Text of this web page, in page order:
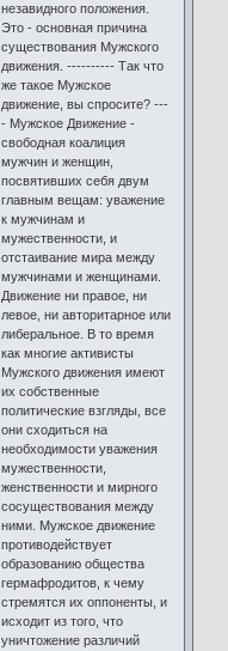
незавидного положения.
Это - основная причина
существования Мужского
движения. ---------- Так что
же такое Мужское
движение, вы спросите? ---
- Мужское Движение -
свободная коалиция
мужчин и женщин,
посвятивших себя двум
главным вещам: уважение
к мужчинам и
мужественности, и
отстаивание мира между
мужчинами и женщинами.
Движение ни правое, ни
левое, ни авторитарное или
либеральное. В то время
как многие активисты
Мужского движения имеют
их собственные
политические взгляды, все
они сходиться на
необходимости уважения
мужественности,
женственности и мирного
сосуществования между
ними. Мужское движение
противодействует
образованию общества
гермафродитов, к чему
стремятся их оппоненты, и
исходит из того, что
уничтожение различий